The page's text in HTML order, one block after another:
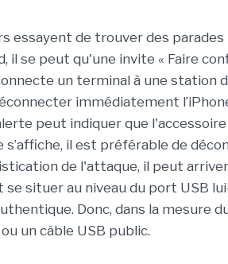
essayent de trouver des
il se peut qu'une invite « Faire
un terminal à une station
immédiatement
peut indiquer que
s’affiche, il est préférable de
de l'attaque, il peut arriver
se situer au niveau du port USB
Donc, dans la mesure
un câble USB public.